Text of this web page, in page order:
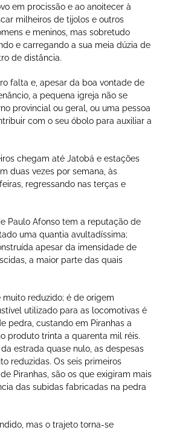
em procissão e ao anoitecer à
milheiros de tijolos e outros
e meninos, mas sobretudo
e carregando a sua meia dúzia de
de distância.
falta e, apesar da boa vontade de
a pequena igreja não se
provincial ou geral, ou uma pessoa
com o seu óbolo para auxiliar a
chegam até Jatobá e estações
duas vezes por semana, às
regressando nas terças e
Paulo Afonso tem a reputação de
uma quantia avultadíssima;
apesar da imensidade de
a maior parte das quais
reduzido; é de origem
utilizado para as locomotivas é
pedra, custando em Piranhas a
produto trinta a quarenta mil réis.
estrada quase nulo, as despesas
reduzidas. Os seis primeiros
Piranhas, são os que exigiram mais
das subidas fabricadas na pedra
mas o trajeto torna-se